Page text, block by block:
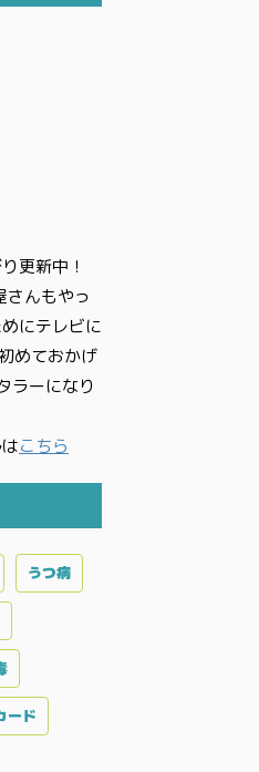
更新中！
さんもやっ
にテレビに
めておかげ
ラーになり
こちら
うつ病
ード